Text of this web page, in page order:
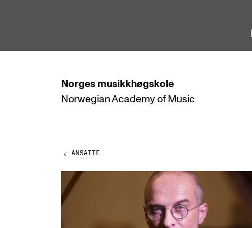
Norges musikkhøgskole
Norwegian Academy of Music
STUDIER
Bachelor
Master
Doktorgrad
Årsstudium og videreutdanning
ANSATTE